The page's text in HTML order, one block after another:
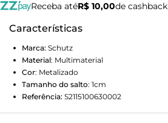
Receba atéR$ 10,00de cashback
Características
Marca: Schutz
Material: Multimaterial
Cor: Metalizado
Tamanho do salto: 1cm
Referência: S2115100630002